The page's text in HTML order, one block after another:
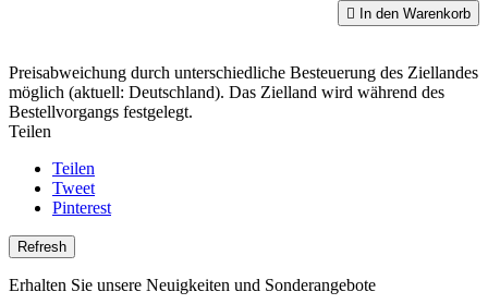
 In den Warenkorb
Preisabweichung durch unterschiedliche Besteuerung des Ziellandes
möglich (aktuell: Deutschland). Das Zielland wird während des
Bestellvorgangs festgelegt.
Teilen
Teilen
Tweet
Pinterest
Erhalten Sie unsere Neuigkeiten und Sonderangebote